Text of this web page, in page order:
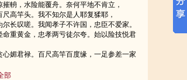
摧輈，水险能覆舟。奈何平地不肯立，
尺高竿头。我不知尔是人耶复猱耶，
尔长叹嗟。我闻孝子不许国，忠臣不爱家。
命重黄金，忠孝两亏徒尔夸。始以险技悦君
心媚君禄。百尺高竿百度缘，一足参差一家
，听我语，更有险徒险于汝。重于权者失君
部